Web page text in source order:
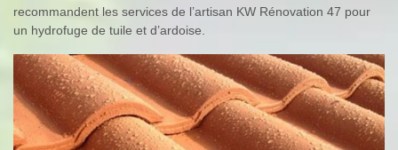
recommandent les services de l’artisan KW Rénovation 47 pour
un hydrofuge de tuile et d’ardoise.